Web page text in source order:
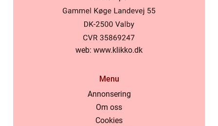
web: www.klikko.dk
Menu
Annonsering
Om oss
Cookies